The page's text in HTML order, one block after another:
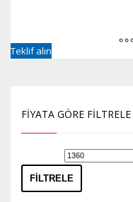
Teklif alın
FIYATA GÖRE FILTRELE
En
düşük
fiyat
FILTRELE